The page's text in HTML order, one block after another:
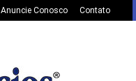
Anuncie Conosco Contato